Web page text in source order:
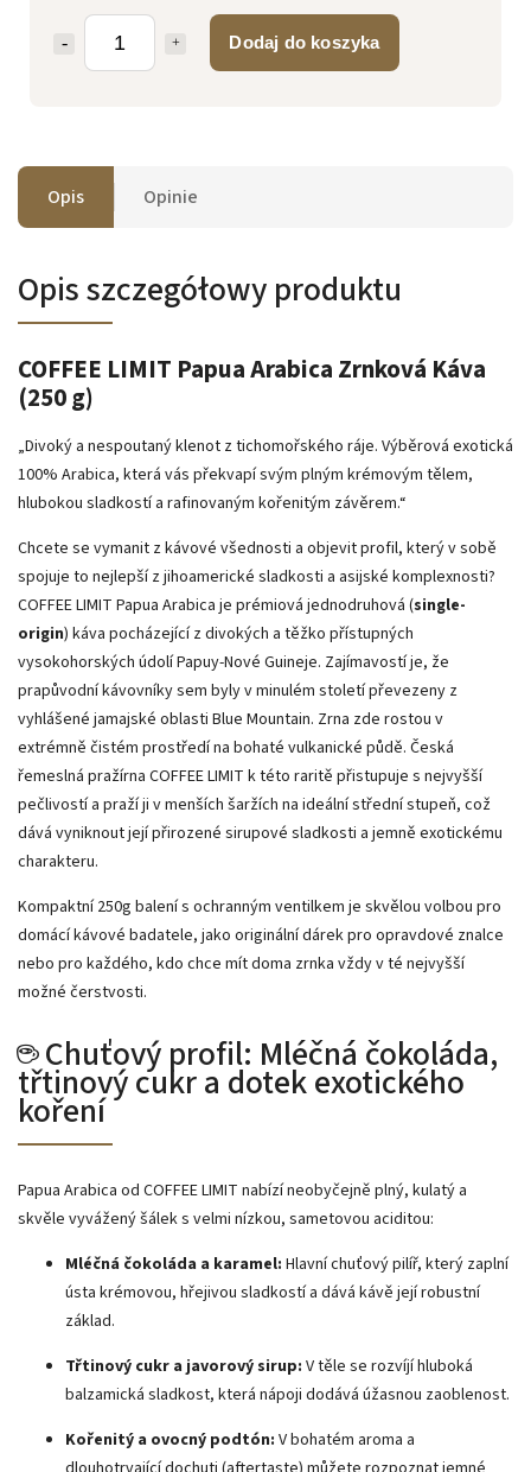
Dodaj do koszyka
Opis Opinie
Opis szczegółowy produktu
COFFEE LIMIT Papua Arabica Zrnková Káva
(250 g)
„Divoký a nespoutaný klenot z tichomořského ráje. Výběrová exotická
100% Arabica, která vás překvapí svým plným krémovým tělem,
hlubokou sladkostí a rafinovaným kořenitým závěrem.“
Chcete se vymanit z kávové všednosti a objevit profil, který v sobě
spojuje to nejlepší z jihoamerické sladkosti a asijské komplexnosti?
COFFEE LIMIT Papua Arabica je prémiová jednodruhová (single-
origin) káva pocházející z divokých a těžko přístupných
vysokohorských údolí Papuy-Nové Guineje. Zajímavostí je, že
prapůvodní kávovníky sem byly v minulém století převezeny z
vyhlášené jamajské oblasti Blue Mountain. Zrna zde rostou v
extrémně čistém prostředí na bohaté vulkanické půdě. Česká
řemeslná pražírna COFFEE LIMIT k této raritě přistupuje s nejvyšší
pečlivostí a praží ji v menších šaržích na ideální střední stupeň, což
dává vyniknout její přirozené sirupové sladkosti a jemně exotickému
charakteru.
Kompaktní 250g balení s ochranným ventilkem je skvělou volbou pro
domácí kávové badatele, jako originální dárek pro opravdové znalce
nebo pro každého, kdo chce mít doma zrnka vždy v té nejvyšší
možné čerstvosti.
☕ Chuťový profil: Mléčná čokoláda,
třtinový cukr a dotek exotického
koření
Papua Arabica od COFFEE LIMIT nabízí neobyčejně plný, kulatý a
skvěle vyvážený šálek s velmi nízkou, sametovou aciditou:
Mléčná čokoláda a karamel: Hlavní chuťový pilíř, který zaplní
ústa krémovou, hřejivou sladkostí a dává kávě její robustní
základ.
Třtinový cukr a javorový sirup: V těle se rozvíjí hluboká
balzamická sladkost, která nápoji dodává úžasnou zaoblenost.
Kořenitý a ovocný podtón: V bohatém aroma a